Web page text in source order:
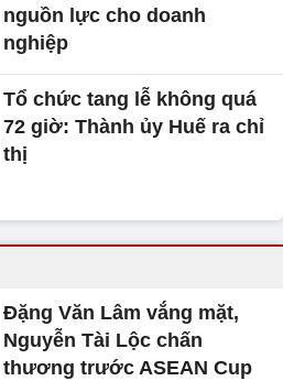
nguồn lực cho doanh
nghiệp
Tổ chức tang lễ không quá
72 giờ: Thành ủy Huế ra chỉ
thị
Đặng Văn Lâm vắng mặt,
Nguyễn Tài Lộc chấn
thương trước ASEAN Cup